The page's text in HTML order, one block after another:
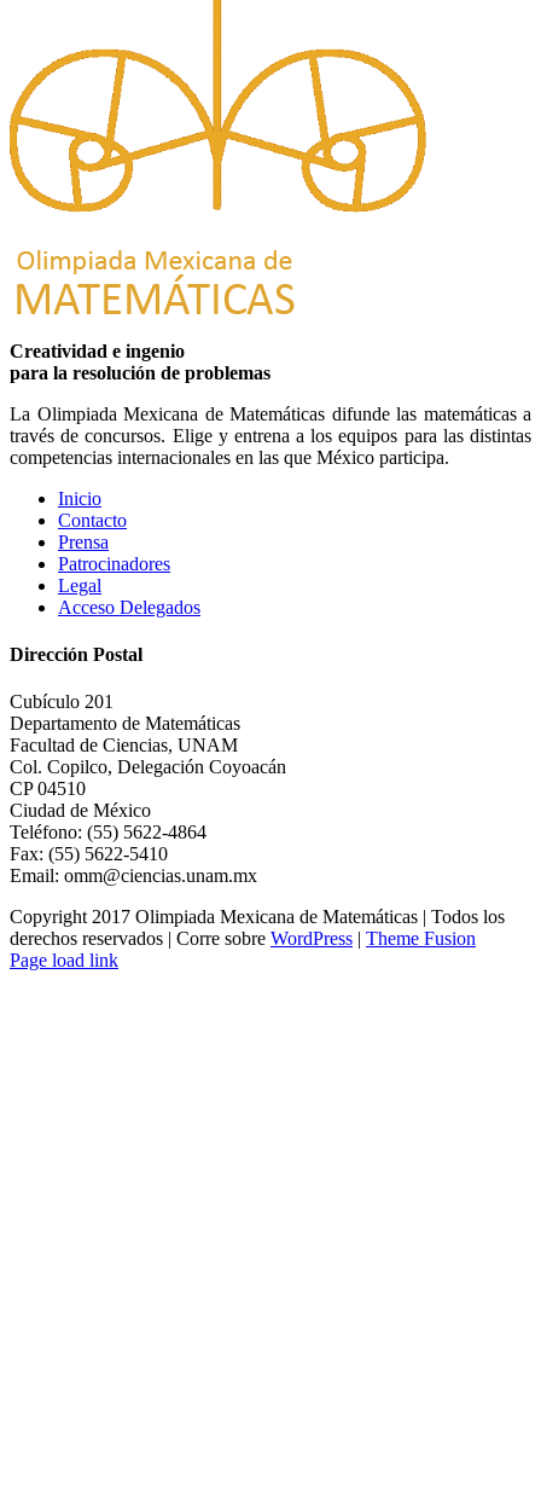
Creatividad e ingenio
para la resolución de problemas
La Olimpiada Mexicana de Matemáticas difunde las matemáticas a
través de concursos. Elige y entrena a los equipos para las distintas
competencias internacionales en las que México participa.
Inicio
Contacto
Prensa
Patrocinadores
Legal
Acceso Delegados
Dirección Postal
Cubículo 201
Departamento de Matemáticas
Facultad de Ciencias, UNAM
Col. Copilco, Delegación Coyoacán
CP 04510
Ciudad de México
Teléfono: (55) 5622-4864
Fax: (55) 5622-5410
Email: omm@ciencias.unam.mx
Copyright 2017 Olimpiada Mexicana de Matemáticas | Todos los
derechos reservados | Corre sobre WordPress | Theme Fusion
Page load link